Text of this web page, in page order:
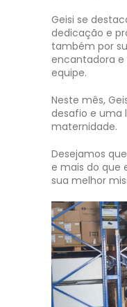
Geisi se
dedicação e
também por
encantadora
equipe.
Neste mês,
desafio e uma
maternidade.
Desejamos
e mais do que
sua melhor